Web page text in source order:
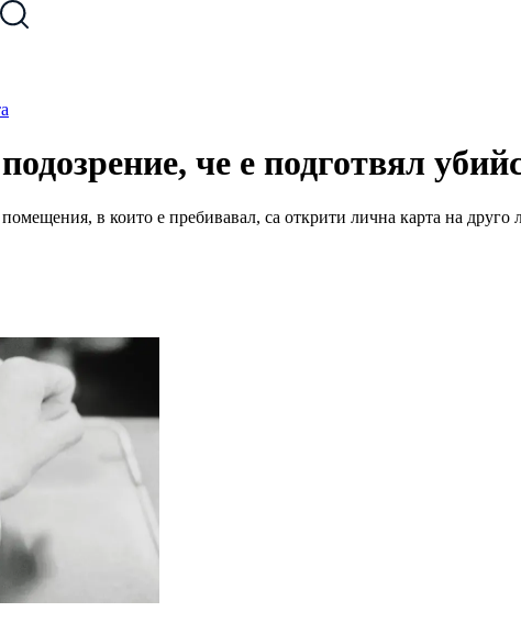
че е подготвял
в които е пребивавал, са открити лична карта на